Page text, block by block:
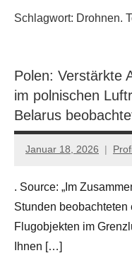
Schlagwort: Drohnen.
Polen: Verstärkte
im polnischen
Belarus
Januar 18, 2026
Keine
. Source: „Im
Stunden beobachteten
Flugobjekten im
Ihnen […]